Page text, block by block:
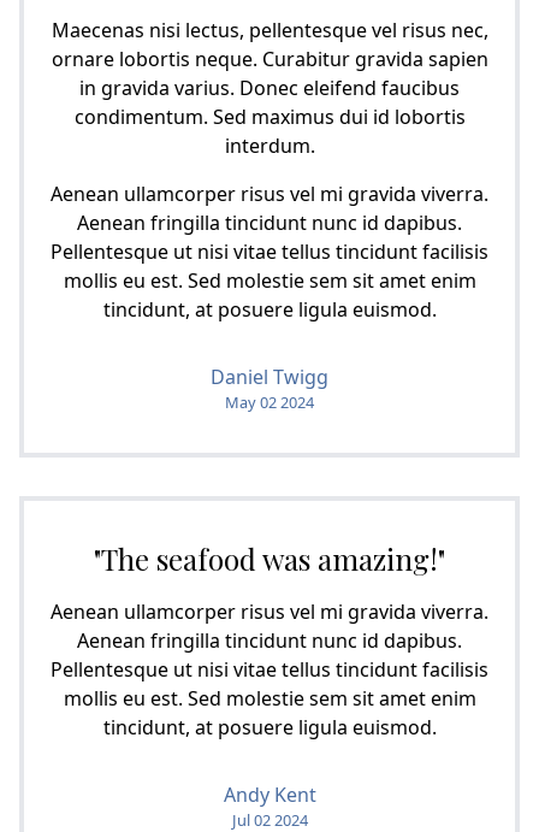
Maecenas nisi lectus, pellentesque vel risus nec,
ornare lobortis neque. Curabitur gravida sapien
in gravida varius. Donec eleifend faucibus
condimentum. Sed maximus dui id lobortis
interdum.
Aenean ullamcorper risus vel mi gravida viverra.
Aenean fringilla tincidunt nunc id dapibus.
Pellentesque ut nisi vitae tellus tincidunt facilisis
mollis eu est. Sed molestie sem sit amet enim
tincidunt, at posuere ligula euismod.
Daniel Twigg
May 02 2024
"The seafood was amazing!"
Aenean ullamcorper risus vel mi gravida viverra.
Aenean fringilla tincidunt nunc id dapibus.
Pellentesque ut nisi vitae tellus tincidunt facilisis
mollis eu est. Sed molestie sem sit amet enim
tincidunt, at posuere ligula euismod.
Andy Kent
Jul 02 2024